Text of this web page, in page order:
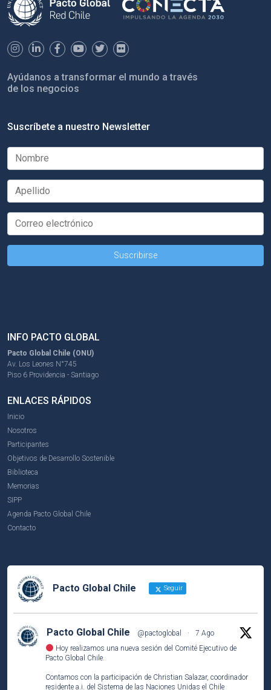
Ayúdanos a transformar el mundo a través
de los negocios
Suscríbete a nuestro Newsletter
INFO PACTO GLOBAL
Pacto Global Chile (ONU)
Av. Los Leones N°745
Piso 6 Providencia - Santiago
ENLACES RÁPIDOS
Inicio
Nosotros
Participantes
Objetivos de Desarrollo Sostenible
Biblioteca
Memorias
SIPP
Agenda Pacto Global Chile
Contacto
Pacto Global Chile Seguir
Pacto Global Chile @pactoglobal ·
7 Ago
Hoy realizamos una nueva sesión del Comité Ejecutivo de
Pacto Global Chile.
Contamos con la participación de Christian Salazar, coordinador
residente a.i. del Sistema de las Naciones Unidas el Chile